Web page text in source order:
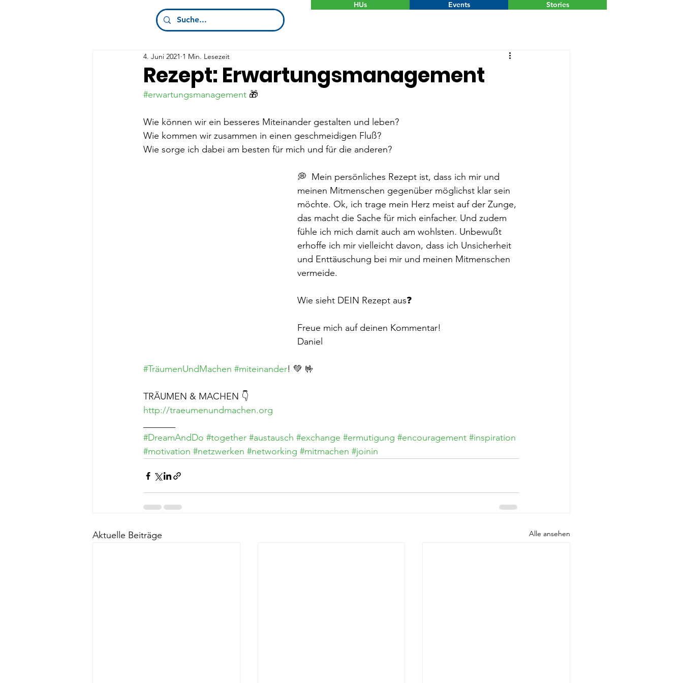
HUs Events Stories
Rezept: Erwartungsmanagement
4. Juni 2021 1 Min. Lesezeit
#erwartungsmanagement 🎁
Wie können wir ein besseres Miteinander gestalten und leben?
Wie kommen wir zusammen in einen geschmeidigen Fluß?
Wie sorge ich dabei am besten für mich und für die anderen?
💭  Mein persönliches Rezept ist, dass ich mir und
meinen Mitmenschen gegenüber möglichst klar sein
möchte. Ok, ich trage mein Herz meist auf der Zunge,
das macht die Sache für mich einfacher. Und zudem
fühle ich mich damit auch am wohlsten. Unbewußt
erhoffe ich mir vielleicht davon, dass ich Unsicherheit
und Enttäuschung bei mir und meinen Mitmenschen
vermeide.
Wie sieht DEIN Rezept aus❓
Freue mich auf deinen Kommentar!
Daniel
#TräumenUndMachen #miteinander! 💚 🤟
TRÄUMEN & MACHEN 👇
http://traeumenundmachen.org
#DreamAndDo #together #austausch #exchange #ermutigung #encouragement #inspiration
#motivation #netzwerken #networking #mitmachen #joinin
Aktuelle Beiträge Alle ansehen